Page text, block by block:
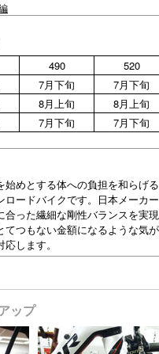
490 520
7月下旬 7月下旬
8月上旬 8月上旬
7月下旬 7月下旬
めとする体への負担を和らげ
ードバイクです。日本メーカ
った繊細な剛性バランスを実
つもない金額になるような気
します。
ップ